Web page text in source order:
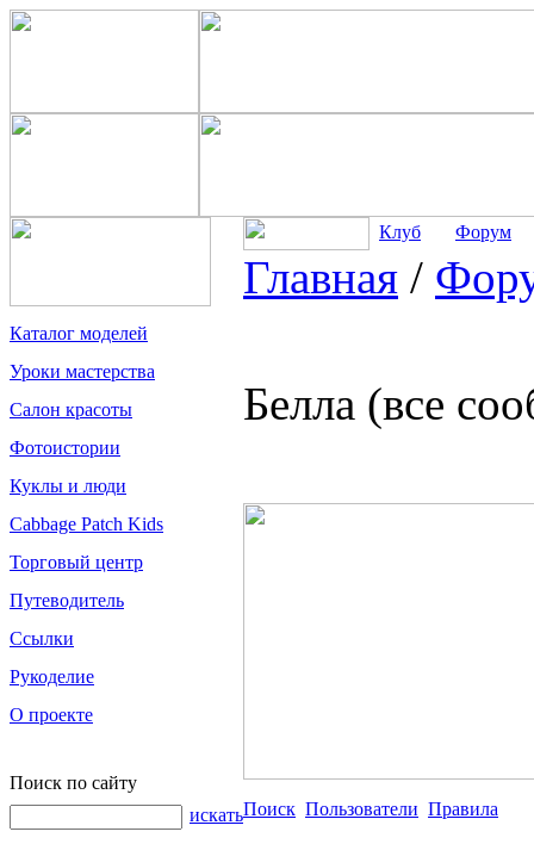
Каталог моделей
Уроки мастерства
Салон красоты
Фотоистории
Куклы и люди
Cabbage Patch Kids
Торговый центр
Путеводитель
Ссылки
Рукоделие
О проекте
Поиск по сайту
искать
Клуб Форум
Главная /
Белла (все
Поиск Пользователи Правила